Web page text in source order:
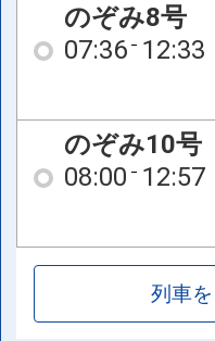
のぞみ8号
07:36 12:33
のぞみ10号
08:00 12:57
列車